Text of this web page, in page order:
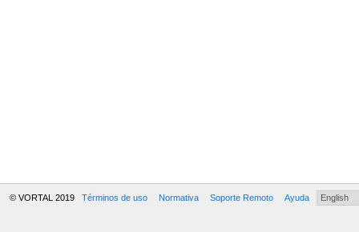
© VORTAL 2019 Términos de uso Normativa Soporte Remoto Ayuda